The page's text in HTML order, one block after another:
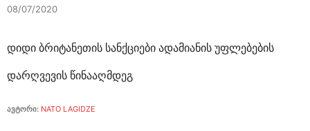
08/07/2020
დიდი ბრიტანეთის სანქციები ადამიანის უფლებების
დარღვევის წინააღმდეგ
ავტორი: NATO LAGIDZE